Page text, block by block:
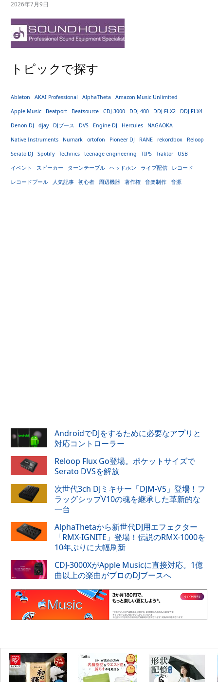
2026年7月9日
トピックで探す
Ableton AKAI Professional AlphaTheta Amazon Music Unlimited
Apple Music Beatport Beatsource CDJ-3000 DDJ-400 DDJ-FLX2 DDJ-FLX4
Denon DJ djay DJブース DVS Engine DJ Hercules NAGAOKA
Native Instruments Numark ortofon Pioneer DJ RANE rekordbox Reloop
Serato DJ Spotify Technics teenage engineering TIPS Traktor USB
イベント スピーカー ターンテーブル ヘッドホン ライブ配信 レコード
レコードプール 人気記事 初心者 周辺機器 著作権 音楽制作 音源
AndroidでDJをするために必要なアプリと
対応コントローラー
Reloop Flux Go登場。ポケットサイズで
Serato DVSを解放
次世代3ch DJミキサー「DJM-V5」登場！フ
ラッグシップV10の魂を継承した革新的な
一台
AlphaThetaから新世代DJ用エフェクター
「RMX-IGNITE」登場！伝説のRMX-1000を
10年ぶりに大幅刷新
CDJ-3000XがApple Musicに直接対応。1億
曲以上の楽曲がプロのDJブースへ